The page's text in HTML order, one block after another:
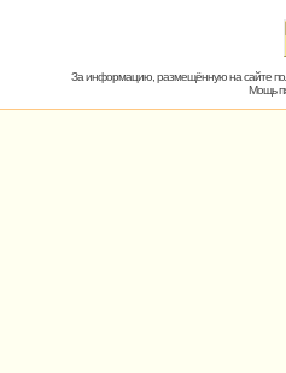
За информацию, размещённую на сайте
Мощь